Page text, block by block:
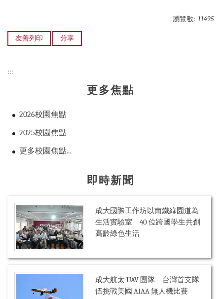
瀏覽數: 11495
友善列印 分享
:::
更多焦點
2026校園焦點
2025校園焦點
更多校園焦點...
即時新聞
成大國際工作坊以南鐵綠園道為
生活實驗室 40 位跨國學生共創
高齡綠色生活
成大航太 UAV 團隊 台灣首支隊
伍挑戰美國 AIAA 無人機比賽